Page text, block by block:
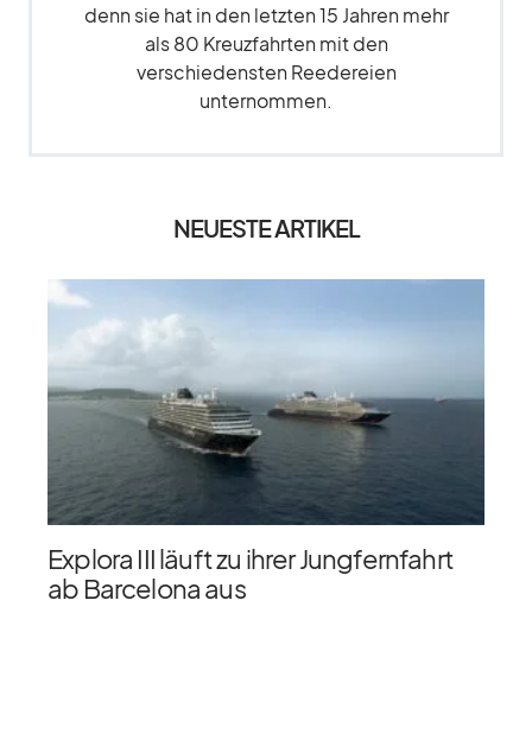
denn sie hat in den letzten 15 Jahren mehr
als 80 Kreuzfahrten mit den
verschiedensten Reedereien
unternommen.
NEUESTE ARTIKEL
Explora III läuft zu ihrer Jungfernfahrt
ab Barcelona aus